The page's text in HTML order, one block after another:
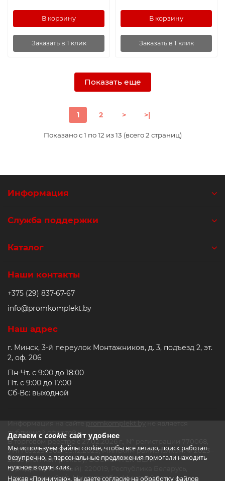
В корзину
Заказать в 1 клик
В корзину
Заказать в 1 клик
Показать еще
1 2 > >|
Показано с 1 по 12 из 13 (всего 2 страниц)
Делаем с cookie сайт удобнее
Мы используем файлы cookie, чтобы всё летало, поиск работал
безупречно, а персональные предложения помогали находить
нужное в один клик.
Нажав «Принимаю», вы даете согласие на обработку файлов
Информация
Служба поддержки
Каталог
Наши контакты
+375 (29) 837-67-67
info@promkomplekt.by
Наш адрес
г. Минск, 3-й переулок Монтажников, д. 3, подъезд 2, эт.
2, оф. 206
Пн-Чт. с 9:00 до 18:00
Пт. с 9:00 до 17:00
Сб-Вс: выходной
Информация на сайте promkomplekt.by не является
публичной офертой.
В торговом реестре с 27.02.2026 г., № регистрации 770068,
УНП 692235502, 05.12.2023, Минским райисполком. © 2023–
2026 promkomplekt.by, ООО «СМТЕХ-БЕЛ».
Юр.адрес (Почтовый): 220019, Республика Беларусь,
Щомыслицкий с/с, Минская обл., Минский р-н,